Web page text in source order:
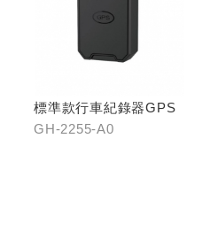
標準款行車紀錄器GPS
GH-2255-A0